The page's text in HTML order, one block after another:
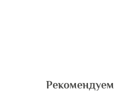
Рекомендуем